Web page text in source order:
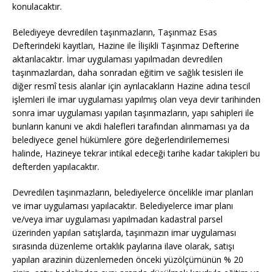
konulacaktır.
Belediyeye devredilen taşınmazların, Taşınmaz Esas
Defterindeki kayıtları, Hazine ile İlişikli Taşınmaz Defterine
aktarılacaktır. İmar uygulaması yapılmadan devredilen
taşınmazlardan, daha sonradan eğitim ve sağlık tesisleri ile
diğer resmî tesis alanlar için ayrılacakların Hazine adına tescil
işlemleri ile imar uygulaması yapılmış olan veya devir tarihinden
sonra imar uygulaması yapılan taşınmazların, yapı sahipleri ile
bunların kanuni ve akdi halefleri tarafından alınmaması ya da
belediyece genel hükümlere göre değerlendirilememesi
halinde, Hazineye tekrar intikal edeceği tarihe kadar takipleri bu
defterden yapılacaktır.
Devredilen taşınmazların, belediyelerce öncelikle imar planları
ve imar uygulaması yapılacaktır. Belediyelerce imar planı
ve/veya imar uygulaması yapılmadan kadastral parsel
üzerinden yapılan satışlarda, taşınmazın imar uygulaması
sırasında düzenleme ortaklık paylarına ilave olarak, satışı
yapılan arazinin düzenlemeden önceki yüzölçümünün % 20